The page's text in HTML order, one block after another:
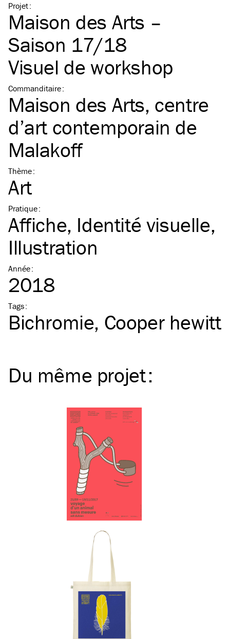
Projet:
Maison des Arts –
Saison 17/18
Visuel de workshop
Commanditaire:
Maison des Arts, centre
d’art contemporain de
Malakoff
Thème:
Art
Pratique:
Affiche Identité visuelle
Illustration
Année:
2018
Tags:
Bichromie Cooper hewitt
Du même projet: